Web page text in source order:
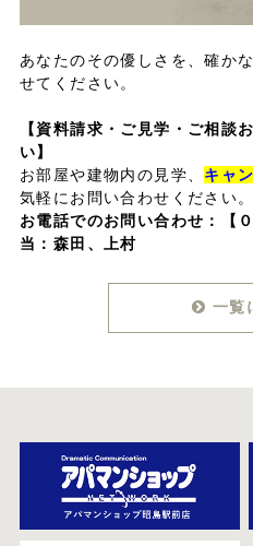
あなたのその優しさを、確か
せてください。
【資料請求・ ご見学・ご相談
い】
お部屋や建物内の見学、 キャ
気軽にお問い合わせください。
お電話でのお問い合わせ：
【
当：森田、上村
一覧